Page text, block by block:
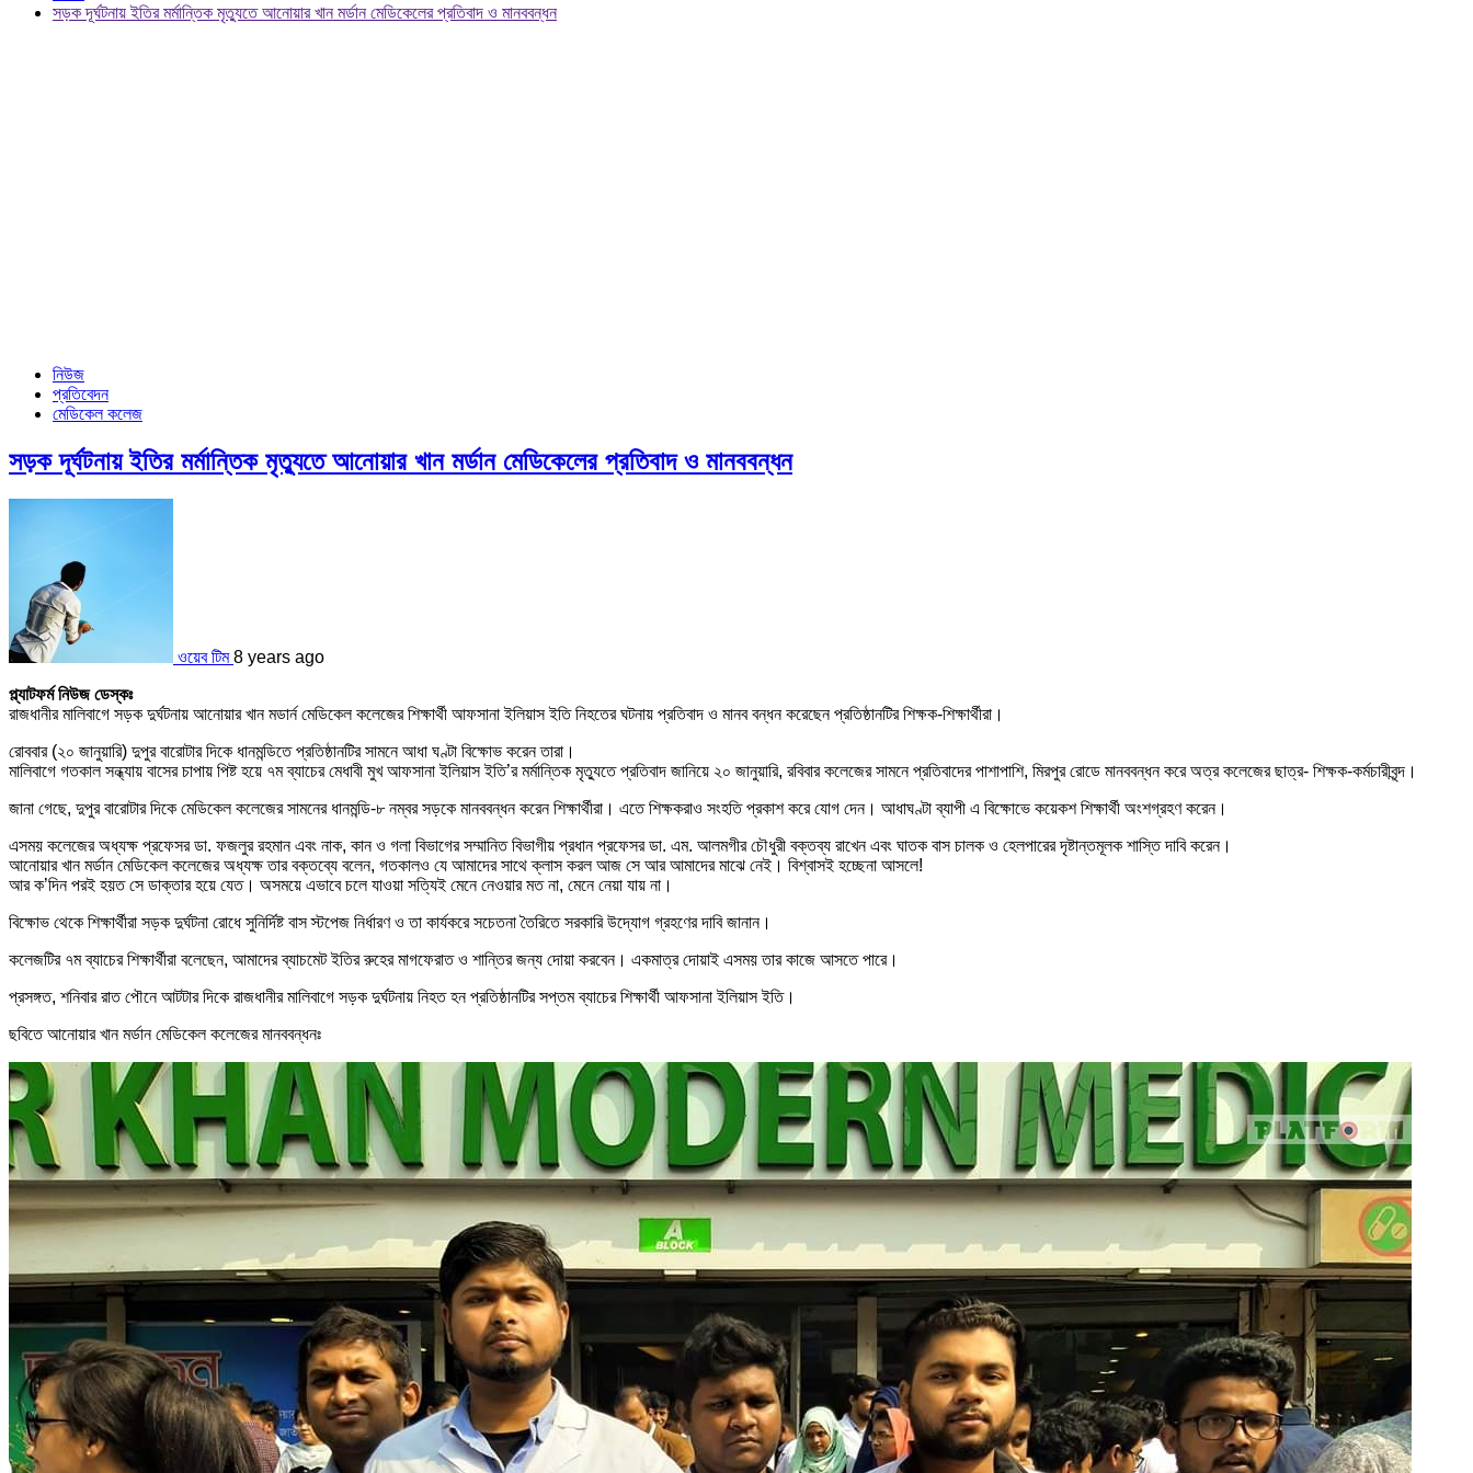
সড়ক দূর্ঘটনায় ইতির মর্মান্তিক মৃত্যুতে আনোয়ার খান মর্ডান মেডিকেলের প্রতিবাদ ও মানববন্ধন
নিউজ
প্রতিবেদন
মেডিকেল কলেজ
সড়ক দূর্ঘটনায় ইতির মর্মান্তিক মৃত্যুতে আনোয়ার খান মর্ডান মেডিকেলের প্রতিবাদ ও মানববন্ধন
ওয়েব টিম 8 years ago
প্ল্যাটফর্ম নিউজ ডেস্কঃ
রাজধানীর মালিবাগে সড়ক দুর্ঘটনায় আনোয়ার খান মডার্ন মেডিকেল কলেজের শিক্ষার্থী আফসানা ইলিয়াস ইতি নিহতের ঘটনায় প্রতিবাদ ও মানব বন্ধন করেছেন প্রতিষ্ঠানটির শিক্ষক-শিক্ষার্থীরা।
রোববার (২০ জানুয়ারি) দুপুর বারোটার দিকে ধানমন্ডিতে প্রতিষ্ঠানটির সামনে আধা ঘণ্টা বিক্ষোভ করেন তারা।
মালিবাগে গতকাল সন্ধ্যায় বাসের চাপায় পিষ্ট হয়ে ৭ম ব্যাচের মেধাবী মুখ আফসানা ইলিয়াস ইতি’র মর্মান্তিক মৃত্যুতে প্রতিবাদ জানিয়ে ২০ জানুয়ারি, রবিবার কলেজের সামনে প্রতিবাদের পাশাপাশি, মিরপুর রোডে মানববন্ধন করে অত্র কলেজের ছাত্র- শিক্ষক-কর্মচারীবৃন্দ।
জানা গেছে, দুপুর বারোটার দিকে মেডিকেল কলেজের সামনের ধানমন্ডি-৮ নম্বর সড়কে মানববন্ধন করেন শিক্ষার্থীরা। এতে শিক্ষকরাও সংহতি প্রকাশ করে যোগ দেন। আধাঘণ্টা ব্যাপী এ বিক্ষোভে কয়েকশ শিক্ষার্থী অংশগ্রহণ করেন।
এসময় কলেজের অধ্যক্ষ প্রফেসর ডা. ফজলুর রহমান এবং নাক, কান ও গলা বিভাগের সম্মানিত বিভাগীয় প্রধান প্রফেসর ডা. এম. আলমগীর চৌধুরী বক্তব্য রাখেন এবং ঘাতক বাস চালক ও হেলপারের দৃষ্টান্তমূলক শাস্তি দাবি করেন।
আনোয়ার খান মর্ডান মেডিকেল কলেজের অধ্যক্ষ তার বক্তব্যে বলেন, গতকালও যে আমাদের সাথে ক্লাস করল আজ সে আর আমাদের মাঝে নেই। বিশ্বাসই হচ্ছেনা আসলে!
আর ক’দিন পরই হয়ত সে ডাক্তার হয়ে যেত। অসময়ে এভাবে চলে যাওয়া সত্যিই মেনে নেওয়ার মত না, মেনে নেয়া যায় না।
বিক্ষোভ থেকে শিক্ষার্থীরা সড়ক দুর্ঘটনা রোধে সুনির্দিষ্ট বাস স্টপেজ নির্ধারণ ও তা কার্যকরে সচেতনা তৈরিতে সরকারি উদ্যোগ গ্রহণের দাবি জানান।
কলেজটির ৭ম ব্যাচের শিক্ষার্থীরা বলেছেন, আমাদের ব্যাচমেট ইতির রুহের মাগফেরাত ও শান্তির জন্য দোয়া করবেন। একমাত্র দোয়াই এসময় তার কাজে আসতে পারে।
প্রসঙ্গত, শনিবার রাত পৌনে আটটার দিকে রাজধানীর মালিবাগে সড়ক দুর্ঘটনায় নিহত হন প্রতিষ্ঠানটির সপ্তম ব্যাচের শিক্ষার্থী আফসানা ইলিয়াস ইতি।
ছবিতে আনোয়ার খান মর্ডান মেডিকেল কলেজের মানববন্ধনঃ